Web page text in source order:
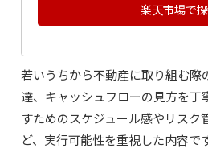
楽天市場で
若いうちから不動産に取り組む際
達、キャッシュフローの見方を丁
すためのスケジュール感やリスク
ど、実行可能性を重視した内容で